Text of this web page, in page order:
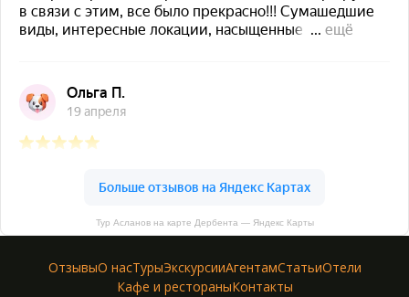
Тур Асланов на карте Дербента — Яндекс Карты
ОтзывыО насТурыЭкскурсииАгентамСтатьиОтели
Кафе и рестораныКонтакты